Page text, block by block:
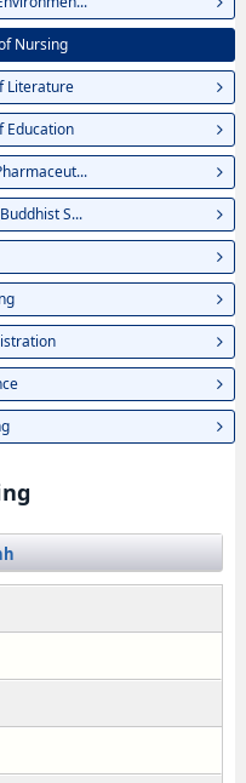
Nursing
Literature
Education
S...